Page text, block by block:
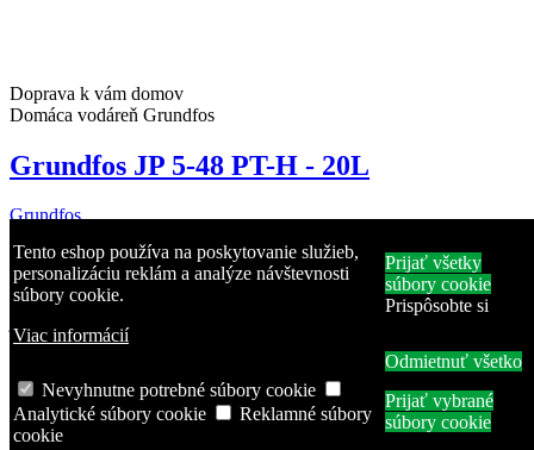
Tento eshop používa na poskytovanie služieb,
personalizáciu reklám a analýze návštevnosti
súbory cookie.
Viac informácií
Prijať všetky
súbory cookie
Prispôsobte si
Odmietnuť všetko
Nevyhnutne potrebné súbory cookie
Analytické súbory cookie
Reklamné súbory
cookie
Prijať vybrané
súbory cookie
Doprava k vám domov
Domáca vodáreň Grundfos
Grundfos JP 5-48 PT-H - 20L
Grundfos
553,50 €
JP PT-H domáca vodáreň JP PT-H je domáca vodáreň, ktorá sa
skladá z horizontálnej tlakovej nádrže a samonasávacieho,
jednostupňového odstredivého čerpadla. JP PT-H je navrhnutá na
rôzne použitie v záhrade a domácnosti. Vhodné pre: Čerpanie
podzemnej vody v domácnostiach Zachytávanie dažďovej vody
Zvýšenie tlaku vody v domácnostiach
Vložiť do košíka